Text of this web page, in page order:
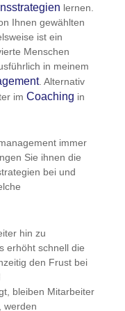
lernen.
Ihnen gewählten
ist ein
Menschen
in meinem
. Alternativ
im Coaching in
immer
Sie ihnen die
bei und
hin zu
erhöht schnell die
den Frust bei
bleiben Mitarbeiter
werden